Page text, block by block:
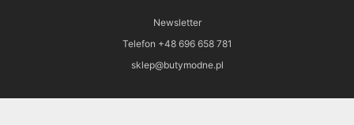
Newsletter
Telefon +48 696 658 781
sklep@butymodne.pl